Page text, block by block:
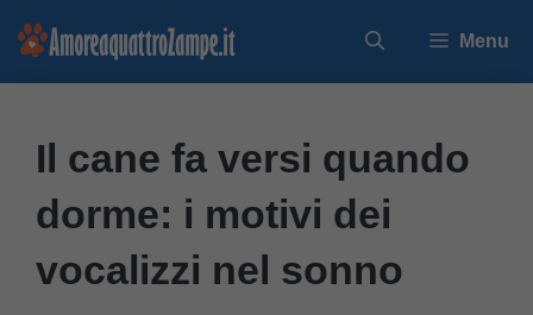
Vai
Menu
Il cane fa versi quando
dorme: i motivi dei
vocalizzi nel sonno